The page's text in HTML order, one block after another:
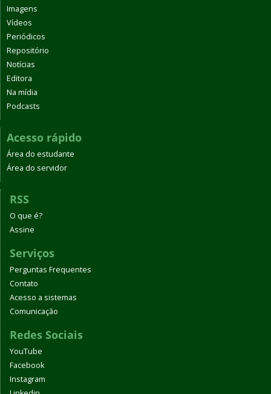
Imagens
Vídeos
Periódicos
Repositório
Notícias
Editora
Na mídia
Podcasts
Acesso rápido
Área do estudante
Área do servidor
RSS
O que é?
Assine
Serviços
Perguntas Frequentes
Contato
Acesso a sistemas
Comunicação
Redes Sociais
YouTube
Facebook
Instagram